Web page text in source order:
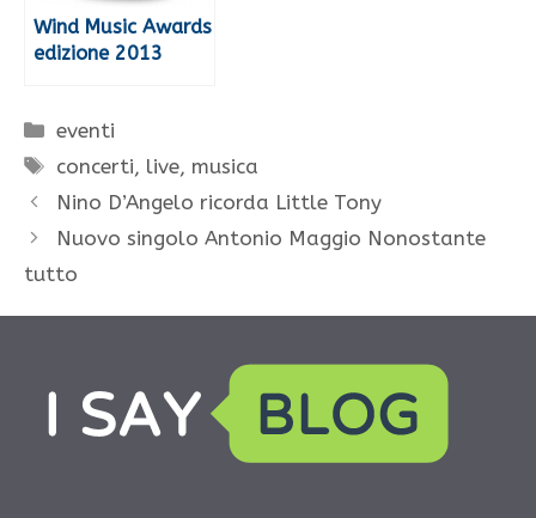
Wind Music Awards
edizione 2013
Categorie
eventi
Tag
concerti, live, musica
Nino D’Angelo ricorda Little Tony
Nuovo singolo Antonio Maggio Nonostante
tutto